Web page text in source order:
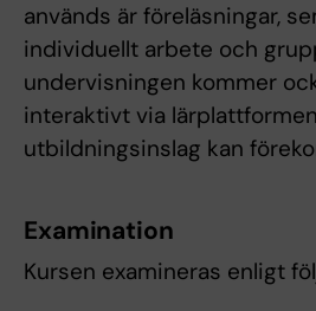
används är föreläsningar,
individuellt arbete och
undervisningen kommer
interaktivt via
utbildningsinslag kan
Examination
Kursen examineras enligt